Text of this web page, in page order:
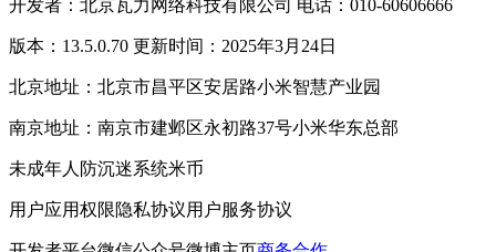
开发者：北京瓦力网络科技有限公司 电话：010-60606666
版本：13.5.0.70 更新时间：2025年3月24日
北京地址：北京市昌平区安居路小米智慧产业园
南京地址：南京市建邺区永初路37号小米华东总部
未成年人防沉迷系统米币
用户应用权限隐私协议用户服务协议